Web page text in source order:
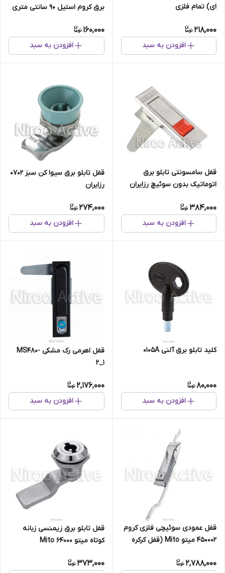
ای) تمام فلزی
218,000
افزودن به سبد
برق کروم استیل ۹۰ سانتی متری
160,000
افزودن به سبد
قفل سامسونتی تابلو برق
اتوماتیک بدون سوئیچ رزایران
384,000
افزودن به سبد
قفل تابلو برق سیوا کن سبز ۰۷۰۲
رزایران
274,000
افزودن به سبد
کلید تابلو برق آلنی ۰۱۰۵A
80,000
افزودن به سبد
قفل اهرمی رک مشکی MS480-
2_1
2,176,000
افزودن به سبد
قفل عمودی سوئیچی فلزی کروم
450002 میتو Mito (قفل کرکره
2,788,000
قفل تابلو برق زیمنسی زبانه
کوتاه میتو Mito 64000
373,000